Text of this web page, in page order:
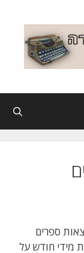
ספרים
חודש על